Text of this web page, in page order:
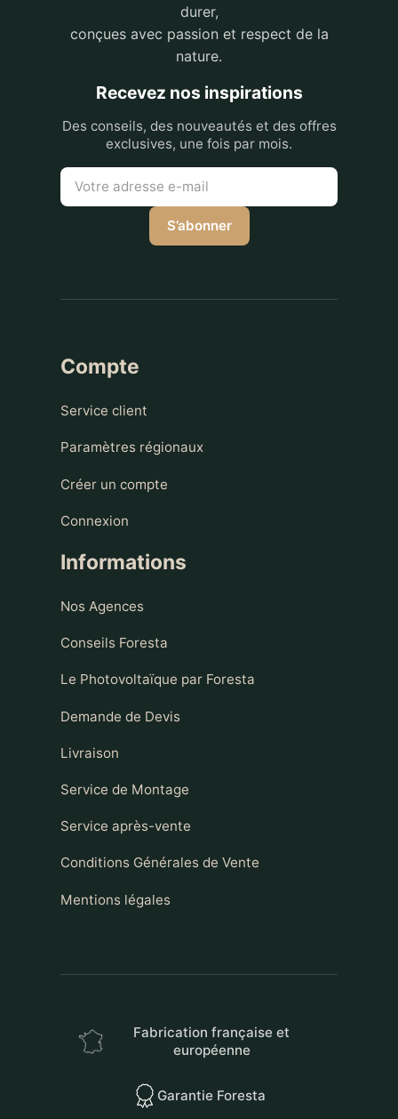
durer,
conçues avec passion et respect de la
nature.
Recevez nos inspirations
Des conseils, des nouveautés et des offres
exclusives, une fois par mois.
S’abonner
Compte
Service client
Paramètres régionaux
Créer un compte
Connexion
Informations
Nos Agences
Conseils Foresta
Le Photovoltaïque par Foresta
Demande de Devis
Livraison
Service de Montage
Service après-vente
Conditions Générales de Vente
Mentions légales
Fabrication française et
européenne
Garantie Foresta